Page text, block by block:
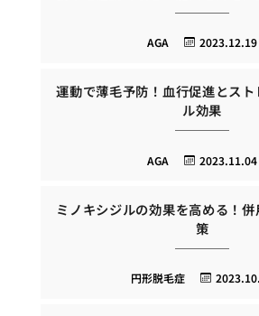
2023.12.19
AGA
運動で薄毛予防！血行促進とス
ル効果
2023.11.04
AGA
ミノキシジルの効果を高める！
策
円形脱毛症